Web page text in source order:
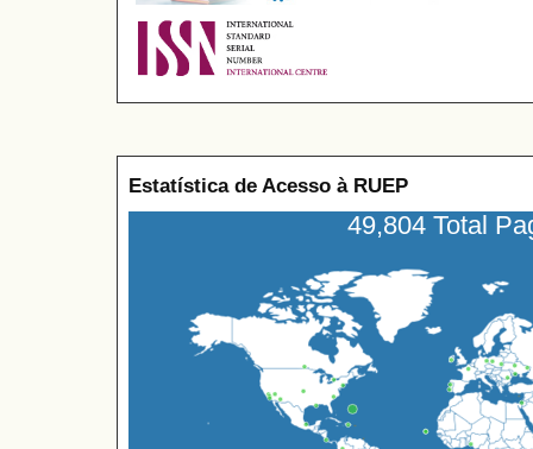
Estatística de Acesso à RUEP
49,804 Total